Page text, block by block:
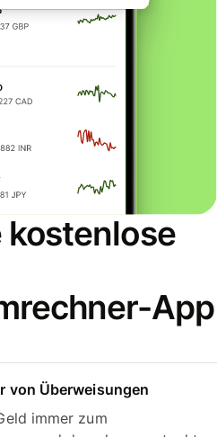
kostenlose
App
von Überweisungen
immer zum